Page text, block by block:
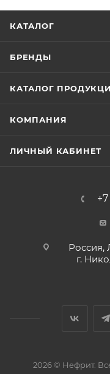
КАТАЛОГ
БРЕНДЫ
КАТАЛОГ
КОМПАНИЯ
ЛИЧНЫЙ КАБИНЕТ
Россия,
г.
2026 © Нефрит.